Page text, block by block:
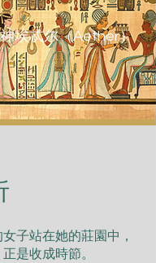
埃忒尔（Aether）
⼦站在她的莊園中，
是收成時節。